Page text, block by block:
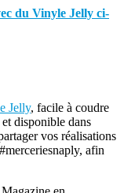
du Vinyle Jelly ci-
Jelly, facile à coudre
disponible dans
vos réalisations
afin